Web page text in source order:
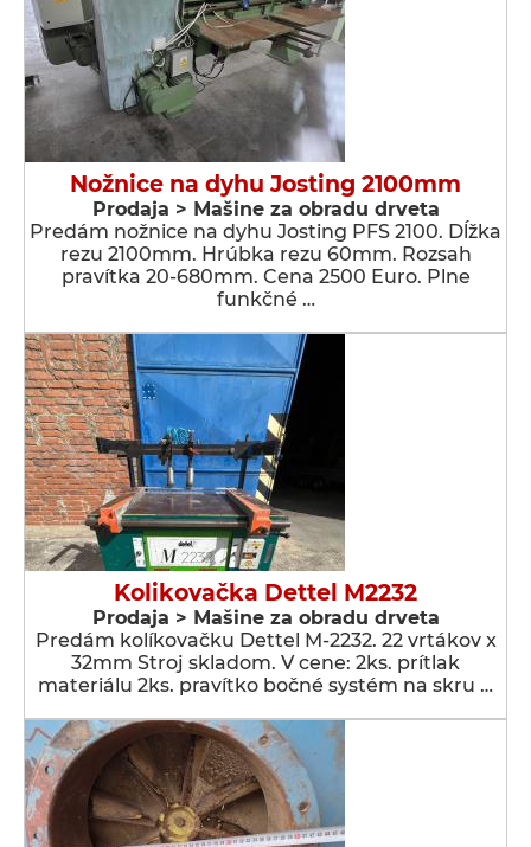
Nožnice na dyhu Josting 2100mm
Prodaja > Мašine za obradu drveta
Predám nožnice na dyhu Josting PFS 2100. Dĺžka
rezu 2100mm. Hrúbka rezu 60mm. Rozsah
pravítka 20-680mm. Cena 2500 Euro. Plne
funkčné …
Kolikovačka Dettel M2232
Prodaja > Мašine za obradu drveta
Predám kolíkovačku Dettel M-2232. 22 vrtákov x
32mm Stroj skladom. V cene: 2ks. prítlak
materiálu 2ks. pravítko bočné systém na skru …